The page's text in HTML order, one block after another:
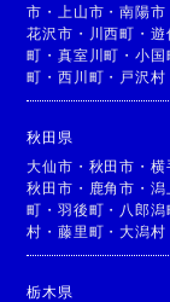
市 ・ 上山市 ・南陽市
花沢市 ・ 川西町 ・ 遊
町 ・真室川町 ・小国
町 ・西川町 ・ 戸沢村
秋田県
大仙市 ・ 秋田市 ・ 横
秋田市 ・ 鹿角市 ・ 潟
町 ・羽後町 ・ 八郎潟
村 ・藤里町 ・大潟村
栃木県